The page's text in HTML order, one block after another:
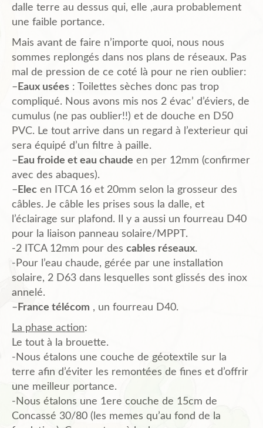
Contact
dalle terre au dessus qui, elle ,aura probablement
une faible portance.
Mais avant de faire n’importe quoi, nous nous
sommes replongés dans nos plans de réseaux. Pas
mal de pression de ce coté là pour ne rien oublier:
– Eaux usées : Toilettes sèches donc pas trop
compliqué. Nous avons mis nos 2 évac’ d’éviers, de
cumulus (ne pas oublier!!) et de douche en D50
PVC. Le tout arrive dans un regard à l’exterieur qui
sera équipé d’un filtre à paille.
– Eau froide et eau chaude en per 12mm (confirmer
avec des abaques).
– Elec en ITCA 16 et 20mm selon la grosseur des
câbles. Je câble les prises sous la dalle, et
l’éclairage sur plafond. Il y a aussi un fourreau D40
pour la liaison panneau solaire/MPPT.
-2 ITCA 12mm pour des cables réseaux.
-Pour l’eau chaude, gérée par une installation
solaire, 2 D63 dans lesquelles sont glissés des inox
annelé.
– France télécom , un fourreau D40.
La phase action:
Le tout à la brouette.
-Nous étalons une couche de géotextile sur la
terre afin d’éviter les remontées de fines et d’offrir
une meilleur portance.
-Nous étalons une 1ere couche de 15cm de
Concassé 30/80 (les memes qu’au fond de la